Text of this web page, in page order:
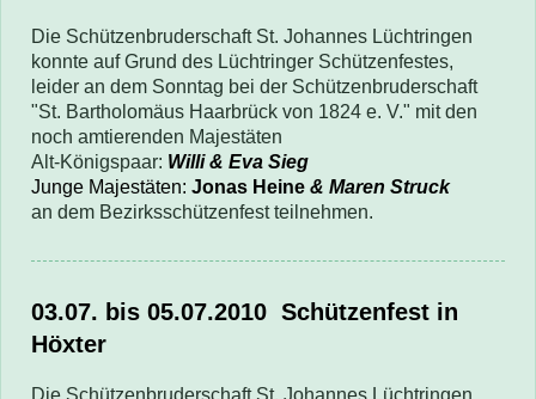
Die Schützenbruderschaft St. Johannes Lüchtringen
konnte auf Grund des Lüchtringer Schützenfestes,
leider an dem Sonntag bei der Schützenbruderschaft
"St. Bartholomäus Haarbrück von 1824 e. V." mit den
noch amtierenden Majestäten
Alt-Königspaar: Willi & Eva Sieg
Junge Majestäten: Jonas Heine & Maren Struck
an dem Bezirksschützenfest teilnehmen.
03.07. bis 05.07.2010 Schützenfest in
Höxter
Die Schützenbruderschaft St. Johannes Lüchtringen